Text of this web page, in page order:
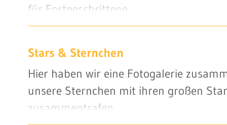
für Fortgeschrittene.
Stars & Sternchen
Hier haben wir eine Fotogalerie
unsere Sternchen mit ihren großen
zusammentrafen.